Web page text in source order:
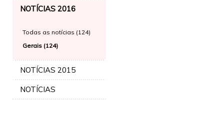
NOTÍCIAS 2016
Todas as notícias (124)
Gerais (124)
NOTÍCIAS 2015
NOTÍCIAS